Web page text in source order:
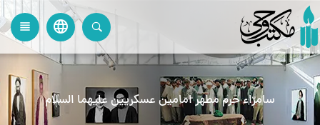
language
view_headline
سامرّاء حرم مطهر امامین عسکریین علیهما السلام